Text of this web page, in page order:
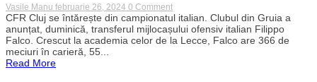
Vasile Manu februarie 26, 2024 0 Commenton
Întăriri
din
Italia
pentru
CFR Cluj se întărește din campionatul italian. Clubul din Gruia a
anunțat, duminică, transferul mijlocașului ofensiv italian Filippo
Falco. Crescut la academia celor de la Lecce, Falco are 366 de
meciuri în carieră, 55...
Read More